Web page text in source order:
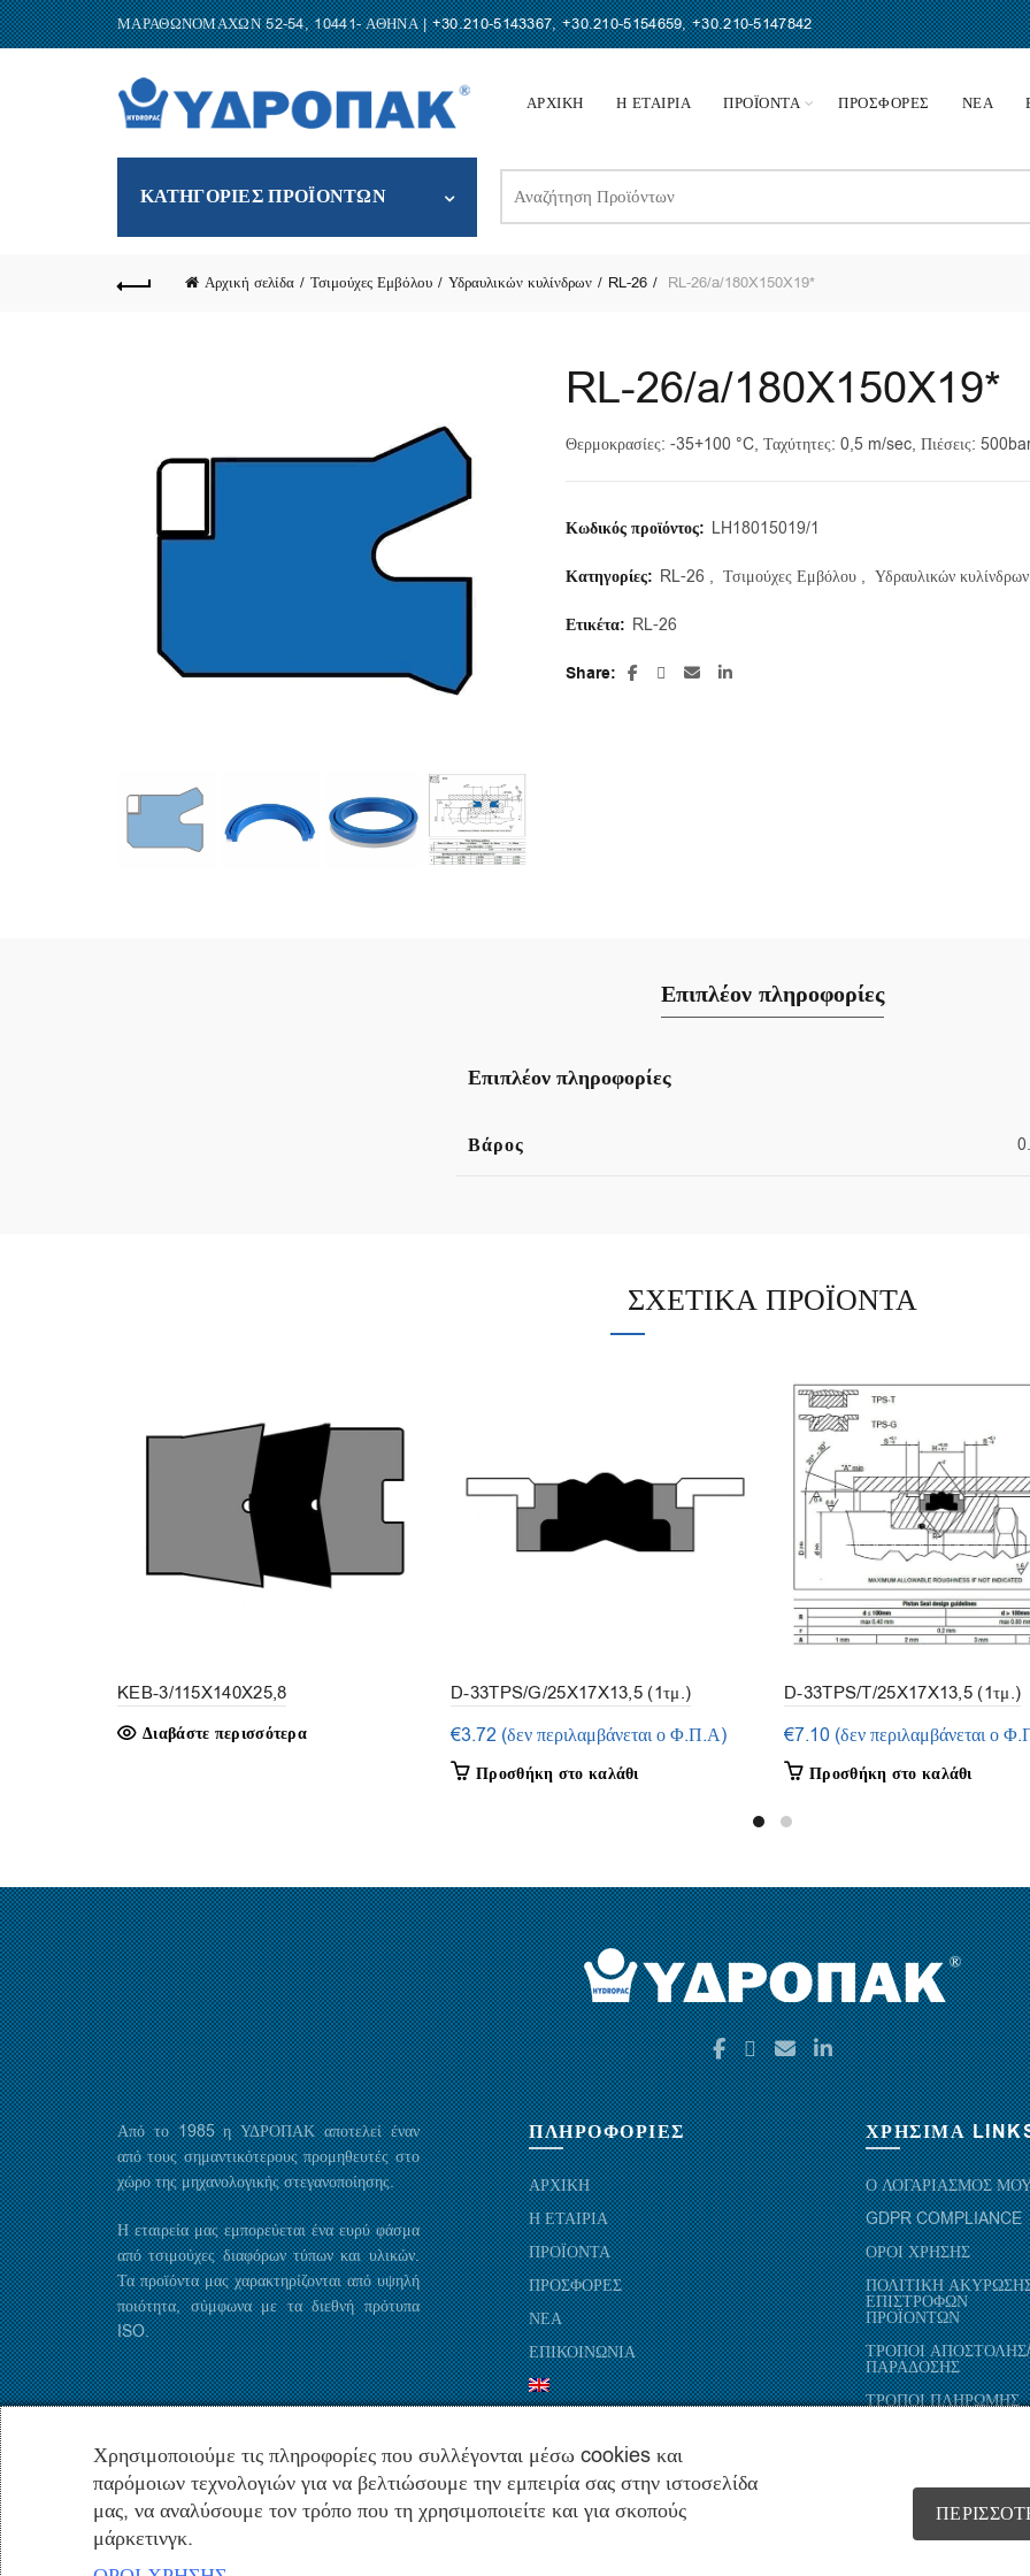
ΜΑΡΑΘΩΝΟΜΑΧΩΝ 52-54, 10441- ΑΘΗΝΑ |+30.210-5143367,+30.210-5154659,+30.210-5147842
ΑΡΧΙΚΗ Η ΕΤΑΙΡΙΑ ΠΡΟΪΟΝΤΑ ΠΡΟΣΦΟΡΕΣ ΝΕΑ
ΚΑΤΗΓΟΡΙΕΣ ΠΡΟΪΟΝΤΩΝ
for:
Αρχική σελίδα Τσιμούχες Εμβόλου Υδραυλικών κυλίνδρων RL-26 RL-26/a/180X150X19*
RL-26/a/180X150X19*
Θερμοκρασίες: -35+100 °C, Ταχύτητες: 0,5 m/sec, Πιέσεις:
Κωδικός προϊόντος: LH18015019/1
Κατηγορίες: RL-26 , Τσιμούχες Εμβόλου , Υδραυλικών κυλίνδρων
Ετικέτα: RL-26
Share
Επιπλέον πληροφορίες
Επιπλέον πληροφορίες
Βάρος
ΣΧΕΤΙΚΆ ΠΡΟΪΌΝΤΑ
KEB-3/115X140X25,8
Διαβάστε περισσότερα
D-33TPS/G/25X17X13,5 (1τμ.)
€3.72 (δεν περιλαμβάνεται ο Φ.Π.Α)
Προσθήκη στο καλάθι
D-33TPS/T/25X17X13,5 (1τμ.)
€7.10 (δεν περιλαμβάνεται ο
Προσθήκη στο καλάθι
Από το 1985 η ΥΔΡΟΠΑΚ αποτελεί έναν
από τους σημαντικότερους προμηθευτές στο
χώρο της μηχανολογικής στεγανοποίησης.
Η εταιρεία μας εμπορεύεται ένα ευρύ φάσμα
από τσιμούχες διαφόρων τύπων και υλικών.
Τα προϊόντα μας χαρακτηρίζονται από υψηλή
ποιότητα, σύμφωνα με τα διεθνή πρότυπα
ISO.
ΠΛΗΡΟΦΟΡΙΕΣ
ΑΡΧΙΚΗ
Η ΕΤΑΙΡΙΑ
ΠΡΟΪΟΝΤΑ
ΠΡΟΣΦΟΡΕΣ
ΝΕΑ
ΕΠΙΚΟΙΝΩΝΙΑ
ΧΡΗΣΙΜΑ
Ο ΛΟΓΑΡΙΑΣΜΟΣ
GDPR COMPLIANCE
ΟΡΟΙ ΧΡΗΣΗΣ
ΠΟΛΙΤΙΚΗ
ΕΠΙΣΤΡΟΦΩΝ
ΠΡΟΪΟΝΤΩΝ
ΤΡΟΠΟΙ ΑΠΟΣΤΟΛΗΣ/
ΠΑΡΑΔΟΣΗΣ
ΤΡΟΠΟΙ ΠΛΗΡΩΜΗΣ
Copyright © 2021 hydropac.gr - All rights reserved. Powered by
Χρησιμοποιούμε τις πληροφορίες που συλλέγονται μέσω cookies και
παρόμοιων τεχνολογιών για να βελτιώσουμε την εμπειρία σας στην ιστοσελίδα
μας, να αναλύσουμε τον τρόπο που τη χρησιμοποιείτε και για σκοπούς
μάρκετινγκ.